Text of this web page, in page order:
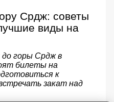
Срдж: советы
виды на
до горы Срдж в
билеты на
к
закат над